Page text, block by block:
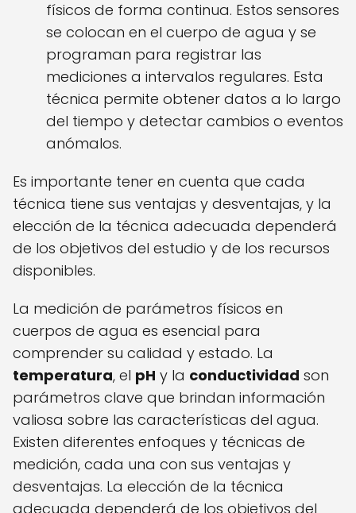
físicos de forma continua. Estos sensores
se colocan en el cuerpo de agua y se
programan para registrar las
mediciones a intervalos regulares. Esta
técnica permite obtener datos a lo largo
del tiempo y detectar cambios o eventos
anómalos.
Es importante tener en cuenta que cada
técnica tiene sus ventajas y desventajas, y la
elección de la técnica adecuada dependerá
de los objetivos del estudio y de los recursos
disponibles.
La medición de parámetros físicos en
cuerpos de agua es esencial para
comprender su calidad y estado. La
temperatura, el pH y la conductividad son
parámetros clave que brindan información
valiosa sobre las características del agua.
Existen diferentes enfoques y técnicas de
medición, cada una con sus ventajas y
desventajas. La elección de la técnica
adecuada dependerá de los objetivos del